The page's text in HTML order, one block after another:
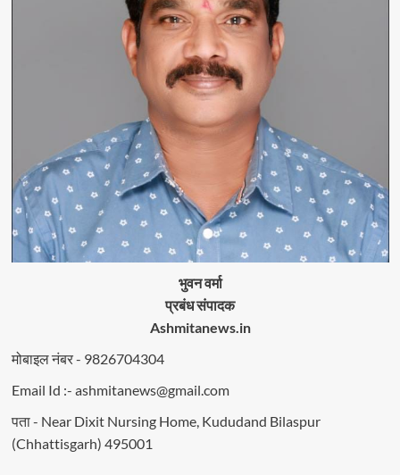
भुवन वर्मा
प्रबंध संपादक
Ashmitanews.in
मोबाइल नंबर - 9826704304
Email Id :- ashmitanews@gmail.com
पता - Near Dixit Nursing Home, Kududand Bilaspur
(Chhattisgarh) 495001